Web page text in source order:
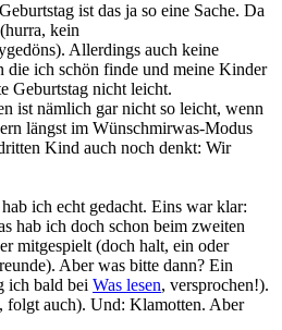
ist das ja so eine Sache. Da
kein
Allerdings auch keine
die ich schön finde und meine Kinder
Geburtstag nicht leicht.
ist nämlich gar nicht so leicht, wenn
längst im Wünschmirwas-Modus
Kind auch noch denkt: Wir
ich echt gedacht. Eins war klar:
hab ich doch schon beim zweiten
mitgespielt (doch halt, ein oder
Aber was bitte dann? Ein
ich bald bei Was lesen, versprochen!).
folgt auch). Und: Klamotten. Aber